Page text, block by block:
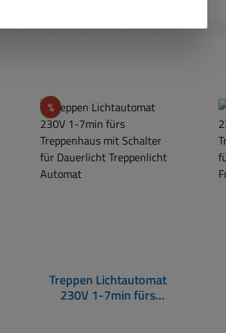
%Rabatt
Treppen Lichtautomat
230V 1-7min fürs